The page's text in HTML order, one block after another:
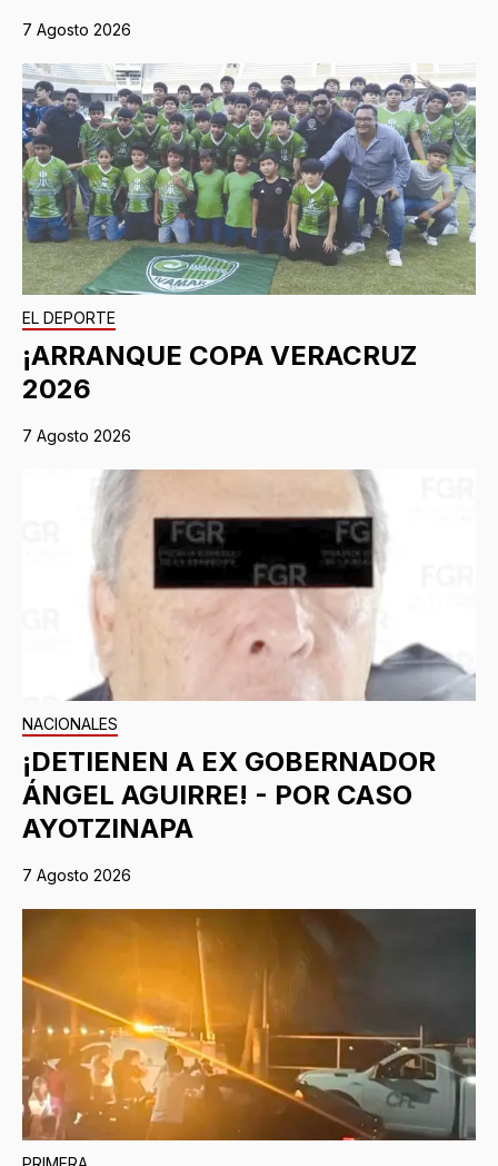
7 Agosto 2026
EL DEPORTE
¡ARRANQUE COPA VERACRUZ
2026
7 Agosto 2026
NACIONALES
¡DETIENEN A EX GOBERNADOR
ÁNGEL AGUIRRE! - POR CASO
AYOTZINAPA
7 Agosto 2026